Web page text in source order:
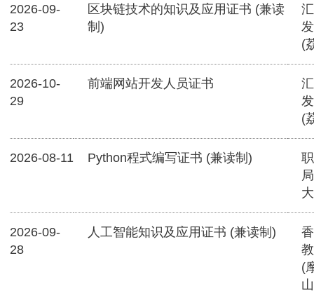
2026-09-
23
区块链技术的知识及应用证书 (兼读
制)
(
2026-10-
29
前端网站开发人员证书
(
2026-08-11 Python程式编写证书 (兼读制)
2026-09-
28
人工智能知识及应用证书 (兼读制)
(